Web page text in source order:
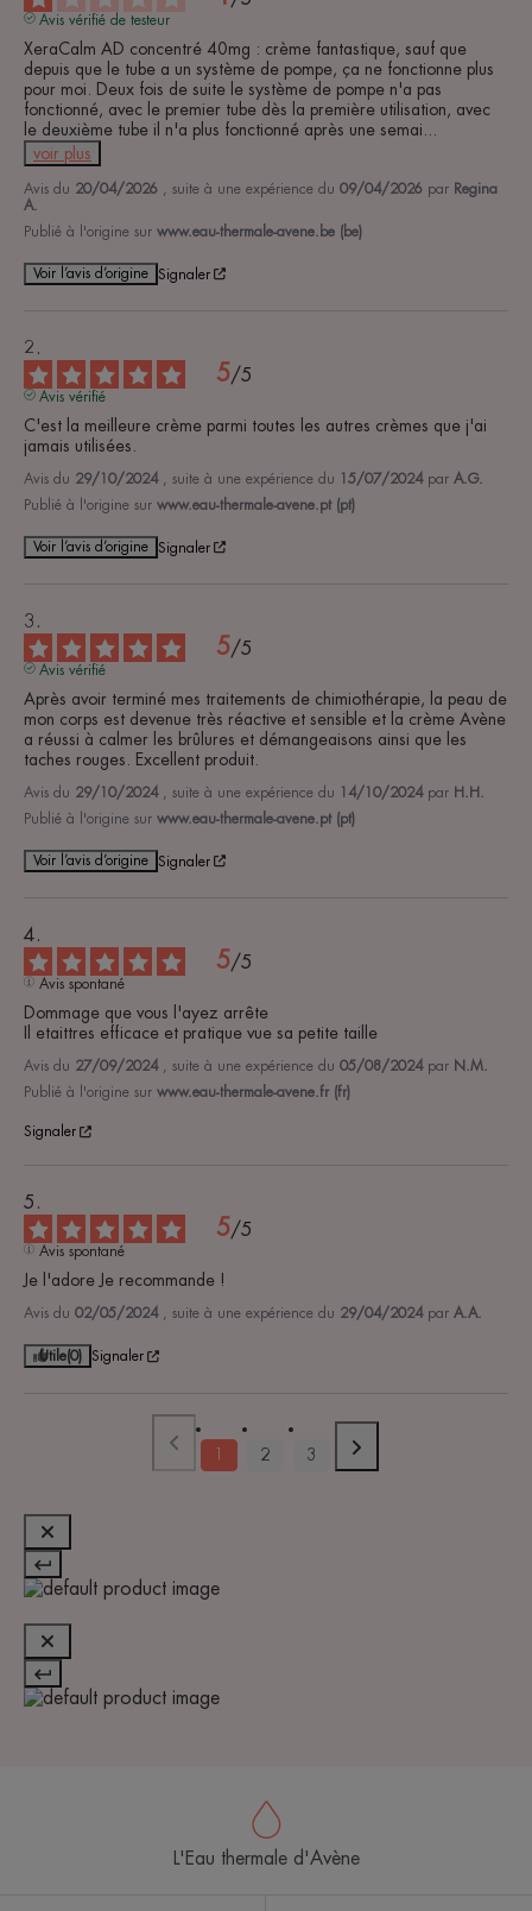
Avis vérifié de testeur
XeraCalm AD concentré 40mg : crème fantastique, sauf que
depuis que le tube a un système de pompe, ça ne fonctionne plus
pour moi. Deux fois de suite le système de pompe n'a pas
fonctionné, avec le premier tube dès la première utilisation, avec
le deuxième tube il n'a plus fonctionné après une semai
voir plus
Avis du 20/04/2026 , suite à une expérience du 09/04/2026 par Regina
A.
Publié à l'origine sur www.eau-thermale-avene.be (be)
Voir l’avis d’origine Signaler
5/5
Avis vérifié
C'est la meilleure crème parmi toutes les autres crèmes que j'ai
jamais utilisées.
Avis du 29/10/2024 , suite à une expérience du 15/07/2024 par A.G.
Publié à l'origine sur www.eau-thermale-avene.pt (pt)
Voir l’avis d’origine Signaler
5/5
Avis vérifié
Après avoir terminé mes traitements de chimiothérapie, la peau de
mon corps est devenue très réactive et sensible et la crème Avène
a réussi à calmer les brûlures et démangeaisons ainsi que les
taches rouges. Excellent produit.
Avis du 29/10/2024 , suite à une expérience du 14/10/2024 par H.H.
Publié à l'origine sur www.eau-thermale-avene.pt (pt)
Voir l’avis d’origine Signaler
5/5
Avis spontané
Dommage que vous l'ayez arrête
Il etaittres efficace et pratique vue sa petite taille
Avis du 27/09/2024 , suite à une expérience du 05/08/2024 par N.M.
Publié à l'origine sur www.eau-thermale-avene.fr (fr)
Signaler
5/5
Avis spontané
Je l'adore Je recommande !
Avis du 02/05/2024 , suite à une expérience du 29/04/2024 par A.A.
Utile(0) Signaler
2 3
L'Eau thermale d'Avène